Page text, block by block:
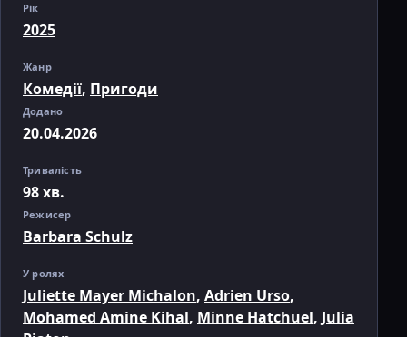
Рік
2025
Жанр
Комедії, Пригоди
Додано
20.04.2026
Тривалість
98 хв.
Режисер
Barbara Schulz
У ролях
Juliette Mayer Michalon, Adrien Urso,
Mohamed Amine Kihal, Minne Hatchuel, Julia